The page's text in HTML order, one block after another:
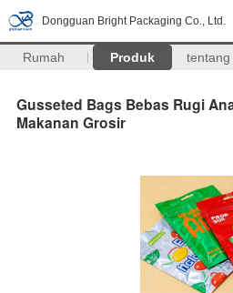
Dongguan Bright Packaging Co., Ltd.
Rumah Produk tentang
Gusseted Bags Bebas Rugi
Makanan Grosir